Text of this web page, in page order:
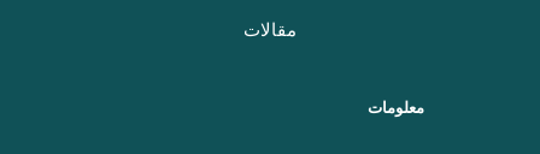
مقالات
معلومات